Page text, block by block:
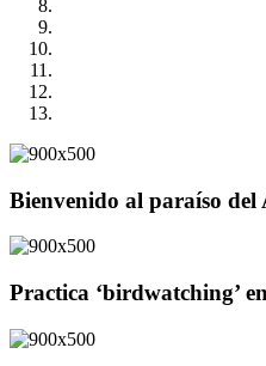
Bienvenido al paraíso
Practica ‘birdwatching’